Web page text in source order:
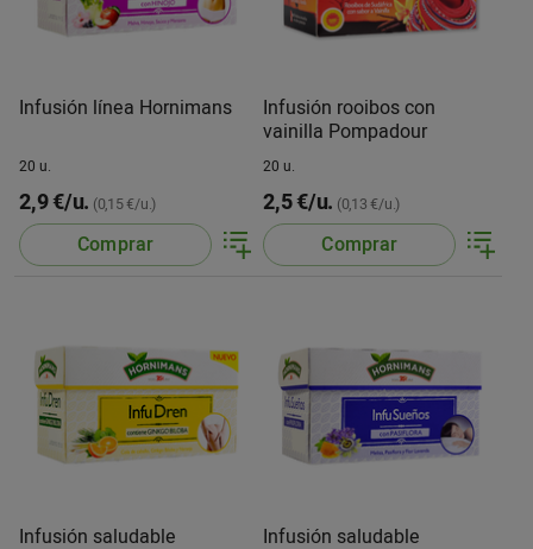
Infusión línea Hornimans
20 u.
2,9 €/u. (0,15 €/u.)
Comprar
Infusión rooibos con
vainilla Pompadour
20 u.
2,5 €/u. (0,13 €/u.)
Comprar
Infusión saludable
Infusión saludable